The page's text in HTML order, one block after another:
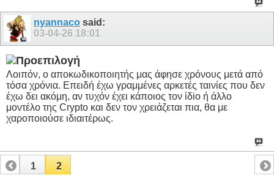
nyannaco said:
03-04-26 18:01
Λοιπόν, ο αποκωδικοποιητής μας άφησε χρόνους μετά από
τόσα χρόνια. Επειδή έχω γραμμένες αρκετές ταινίες που δεν
έχω δει ακόμη, αν τυχόν έχει κάποιος τον ίδiο ή άλλο
μοντέλο της Crypto και δεν τον χρειάζεται πια, θα με
χαροποιούσε ιδιαιτέρως.
1 2